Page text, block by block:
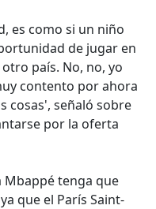
es como si un niño
de jugar en
país. No, no, yo
contento por ahora
cosas', señaló sobre
por la oferta
Mbappé tenga que
que el París Saint-